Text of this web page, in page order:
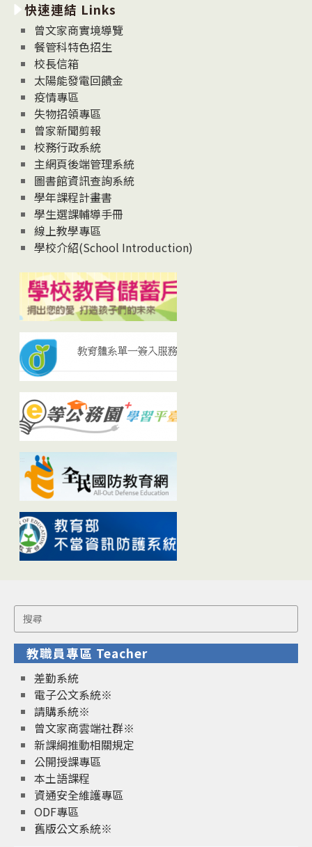
消
息
News
快速連結 Links
曾文家商實境導覽
餐管科特色招生
校長信箱
太陽能發電回饋金
疫情專區
失物招領專區
曾家新聞剪報
校務行政系統
主網頁後端管理系統
圖書館資訊查詢系統
學年課程計畫書
學生選課輔導手冊
線上教學專區
學校介紹(School Introduction)
Search
for:
教職員專區 Teacher
差勤系統
電子公文系統※
請購系統※
曾文家商雲端社群※
新課綱推動相關規定
公開授課專區
本土語課程
資通安全維護專區
ODF專區
舊版公文系統※